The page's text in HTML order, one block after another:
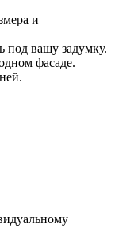
и
под вашу задумку.
фасаде.